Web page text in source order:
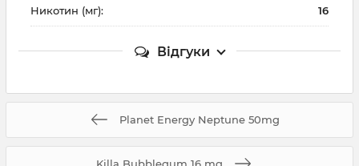
Никотин (мг): 16
Відгуки
Planet Energy Neptune 50mg